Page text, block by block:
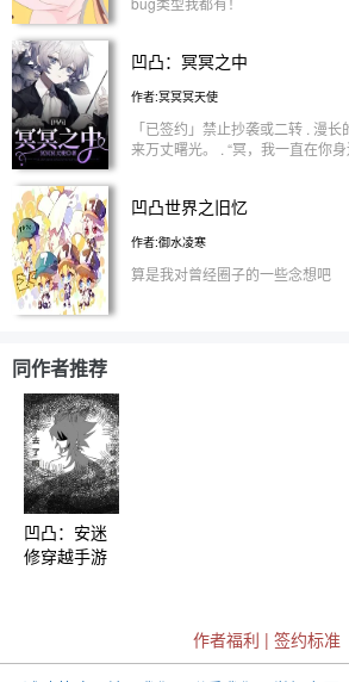
凹凸：冥冥之中
作者:冥冥冥天使
「已签约」禁止抄袭或二转 . 漫
来万丈曙光。 . “冥，我一直在你
不喜者勿入/勿喷！ ☆不建议开主
2022/04/09
凹凸世界之旧忆
作者:御水凌寒
算是我对曾经圈子的一些念想吧
同作者推荐
凹凸：安迷
修穿越手游
作者福利 | 签约标准